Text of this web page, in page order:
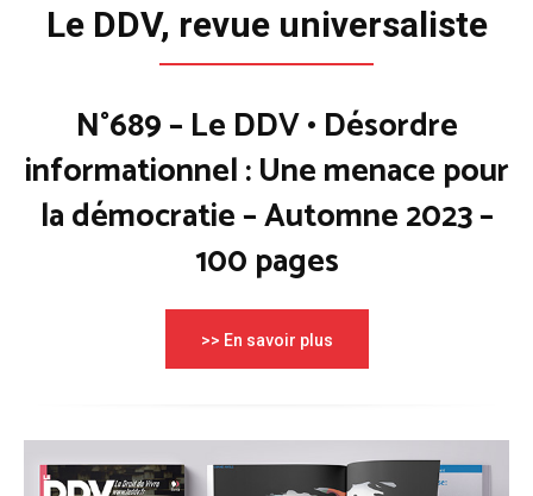
Le DDV, revue universaliste
N°689 – Le DDV • Désordre
informationnel : Une menace pour
la démocratie – Automne 2023 –
100 pages
>> En savoir plus